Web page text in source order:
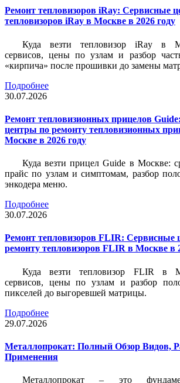
Ремонт тепловизоров iRay: Сервисные
тепловизоров iRay в Москве в 2026 году
Куда везти тепловизор iRay в
сервисов, цены по узлам и разбор
«кирпича» после прошивки до замены
Подробнее
30.07.2026
Ремонт тепловизионных прицелов
центры по ремонту тепловизионных
Москве в 2026 году
Куда везти прицел Guide в Москве:
прайс по узлам и симптомам, разбор
энкодера меню.
Подробнее
30.07.2026
Ремонт тепловизоров FLIR: Сервисные
ремонту тепловизоров FLIR в Москве в
Куда везти тепловизор FLIR в
сервисов, цены по узлам и разбор
пикселей до выгоревшей матрицы.
Подробнее
29.07.2026
Металлопрокат: Полный Обзор Видов,
Применения
Металлопрокат – это